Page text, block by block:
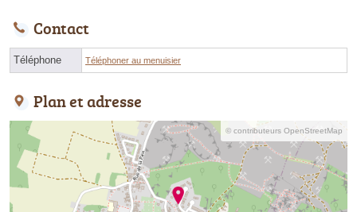
Contact
Téléphone Téléphoner au menuisier
Plan et adresse
© contributeurs OpenStreetMap